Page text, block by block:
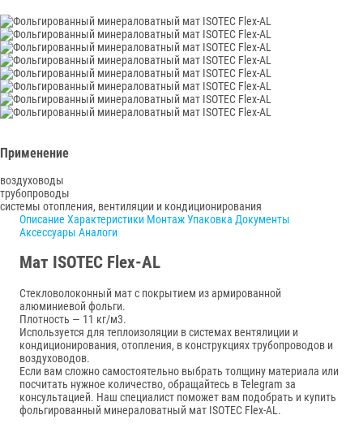
Применение
воздуховоды
трубопроводы
системы отопления, вентиляции и кондиционирования
Описание Характеристики МонтажУпаковка Документы
Аксессуары Аналоги
Мат ISOTEC Flex-AL
Cтекловолоконный мат с покрытием из армированной
алюминиевой фольги.
Плотность — 11 кг/м3.
Используется для теплоизоляции в системах вентялиции и
кондиционирования, отопления, в конструкциях трубопроводов и
воздуховодов.
Если вам сложно самостоятельно выбрать толщину материала или
посчитать нужное количество, обращайтесь в Telegram за
консультацией. Наш специалист поможет вам подобрать и купить
фольгированный минераловатный мат ISOTEC Flex-AL.